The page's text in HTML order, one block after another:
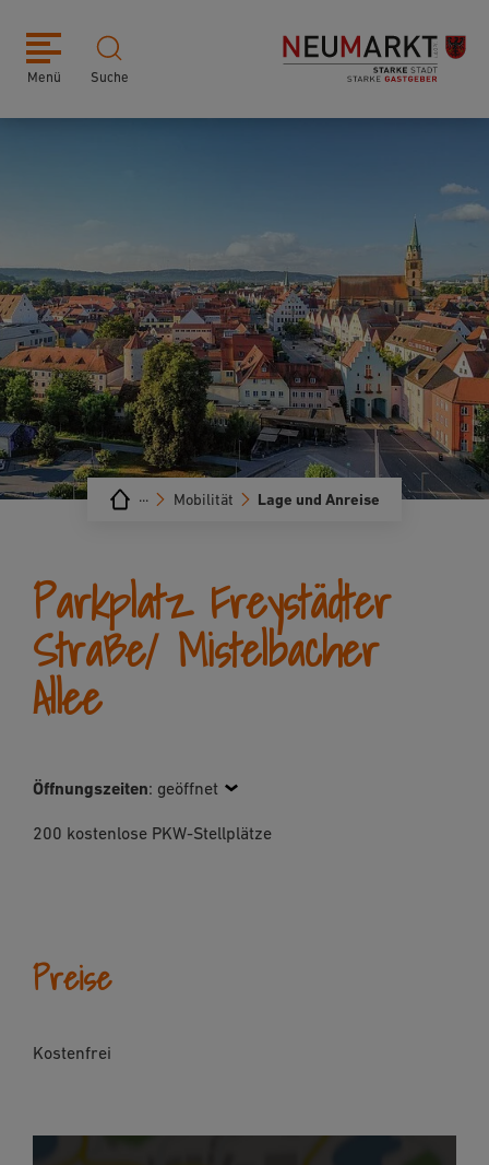
Menü Suche
Lage und Anreise
Mobilität
···
Parkplatz Freystädter
Straße/ Mistelbacher
Allee
Öffnungszeiten: geöffnet
200 kostenlose PKW-Stellplätze
Preise
Kostenfrei